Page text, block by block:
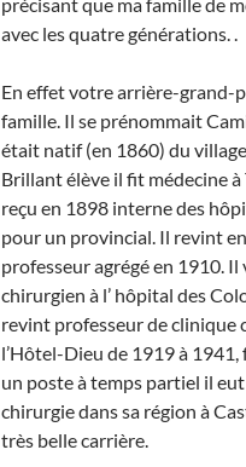
avec les quatre générations. .
En effet votre arrière-grand-
famille. Il se prénommait
était natif (en 1860) du
Brillant élève il fit médecine
reçu en 1898 interne des
pour un provincial. Il revint
professeur agrégé en 1910.
chirurgien à l’ hôpital des
revint professeur de clinique
l’Hôtel-Dieu de 1919 à
un poste à temps partiel il
chirurgie dans sa région à
très belle carrière.